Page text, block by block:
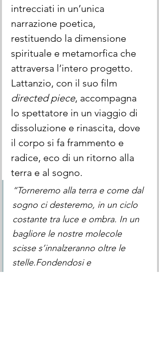
intrecciati in un’unica
narrazione poetica,
restituendo la dimensione
spirituale e metamorfica che
attraversa l’intero progetto.
Lattanzio, con il suo film
directed piece, accompagna
lo spettatore in un viaggio di
dissoluzione e rinascita, dove
il corpo si fa frammento e
radice, eco di un ritorno alla
terra e al sogno.
“Torneremo alla terra e come dal
sogno ci desteremo, in un ciclo
costante tra luce e ombra. In un
bagliore le nostre molecole
scisse s’innalzeranno oltre le
stelle.Fondendosi e